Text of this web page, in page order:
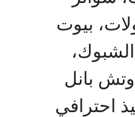
بيوت
بانل
احترافي